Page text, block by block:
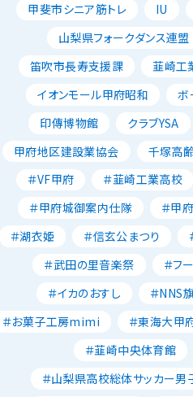
甲斐市シニア筋トレ
IU
山梨県フォークダンス連盟
笛吹市長寿支援課
韮崎工
イオンモール甲府昭和
ボ
印傳博物館
クラブYSA
甲府地区建設業協会
千塚高
＃VF甲府
＃韮崎工業高校
＃甲府城御案内仕隊
＃甲
＃湖衣姫
＃信玄公まつり
＃武田の里音楽祭
＃フ
＃イカのおすし
＃NNS
＃お菓子工房mimi
＃東海大甲
＃韮崎中央体育館
＃山梨県高校総体サッカー男